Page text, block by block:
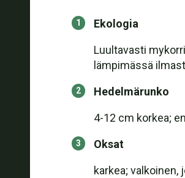
Ekologia
Luultavasti
lämpimässä
Hedelmärunko
4-12 cm korkea;
Oksat
karkea;